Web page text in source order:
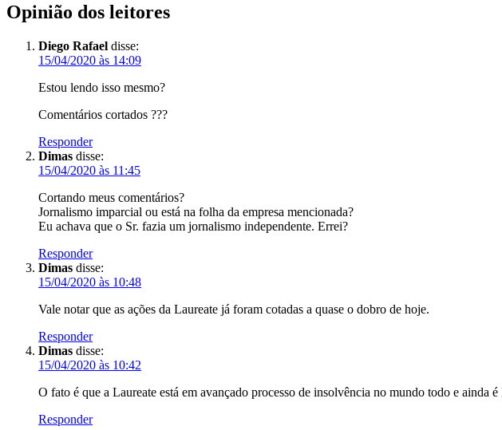
Opinião dos leitores
Diego Rafael disse:
15/04/2020 às 14:09
Estou lendo isso mesmo?
Comentários cortados ???
Responder
Dimas disse:
15/04/2020 às 11:45
Cortando meus comentários?
Jornalismo imparcial ou está na folha da empresa mencionada?
Eu achava que o Sr. fazia um jornalismo independente. Errei?
Responder
Dimas disse:
15/04/2020 às 10:48
Vale notar que as ações da Laureate já foram cotadas a quase o dobro de hoje.
Responder
Dimas disse:
15/04/2020 às 10:42
O fato é que a Laureate está em avançado processo de insolvência no mundo todo e
Responder